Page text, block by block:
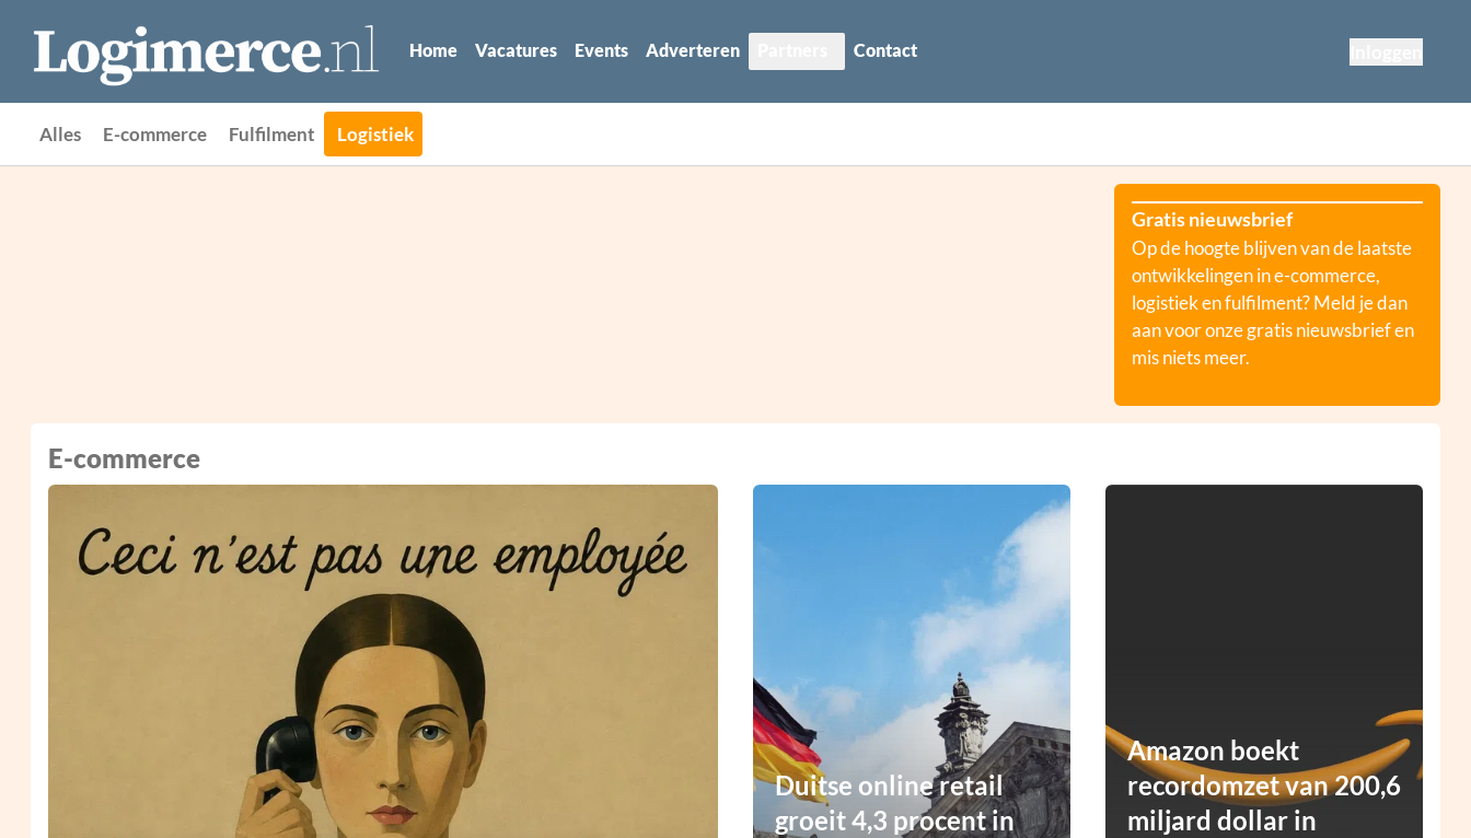
Home Vacatures Events Adverteren Contact
Alles E-commerce Fulfilment Logistiek
Gratis nieuwsbrief
Op de hoogte blijven van de laatste
ontwikkelingen in e-commerce,
logistiek en fulfilment? Meld je dan
aan voor onze gratis nieuwsbrief en
mis niets meer.
E-commerce
Duitse online retail
groeit 4,3 procent in
Amazon boekt
recordomzet van 200,6
miljard dollar in